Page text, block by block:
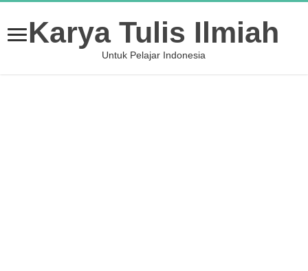
Karya Tulis Ilmiah
Untuk Pelajar Indonesia